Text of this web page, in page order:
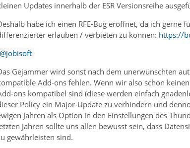
Updates innerhalb der ESR Versionsreihe
habe ich einen RFE-Bug eröffnet, da ich gerne
erlauben / verbieten zu können: https://
jobisoft
Gejammer wird sonst nach dem unerwünschten
Add-ons fehlen. Wenn wir also schon
ons kompatibel sind (diese werden einfach
Policy ein Major-Update zu verhindern und
Jahren als Option in den Einstellungen des
Jahren sollte uns allen bewusst sein, dass
gewährleisten sind.